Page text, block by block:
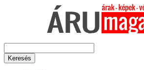
Keresés